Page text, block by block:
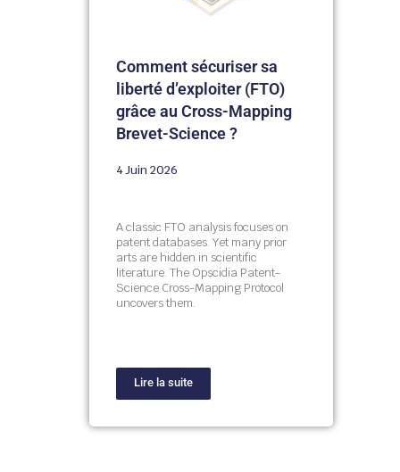
Comment sécuriser sa
liberté d’exploiter (FTO)
grâce au Cross-Mapping
Brevet-Science ?
4 Juin 2026
A classic FTO analysis focuses on
patent databases. Yet many prior
arts are hidden in scientific
literature. The Opscidia Patent-
Science Cross-Mapping Protocol
uncovers them.
Lire la suite